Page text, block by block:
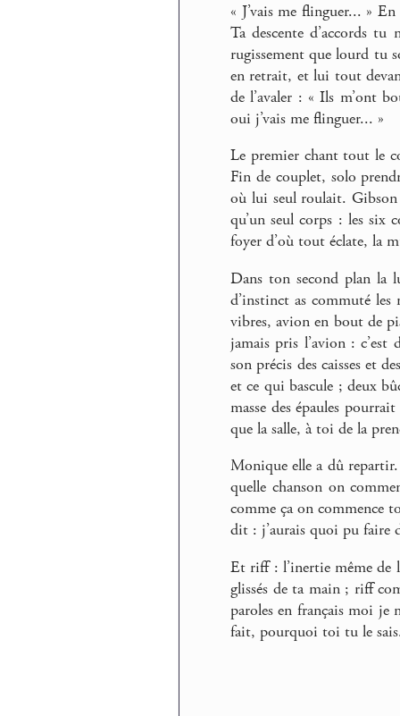
« J’vais me flinguer... »
Ta descente d’accords tu
rugissement que lourd tu
en retrait, et lui tout
de l’avaler : « Ils m’ont
oui j’vais me flinguer... »
Le premier chant tout le
Fin de couplet, solo
où lui seul roulait. Gibson
qu’un seul corps : les six
foyer d’où tout éclate, la
Dans ton second plan la
d’instinct as commuté
vibres, avion en bout de
jamais pris l’avion :
son précis des caisses et
et ce qui bascule ; deux
masse des épaules
que la salle, à toi de la
Monique elle a dû
quelle chanson on
comme ça on commence
dit : j’aurais quoi pu faire
Et riff : l’inertie même de
glissés de ta main ; riff
paroles en français moi je
fait, pourquoi toi tu le